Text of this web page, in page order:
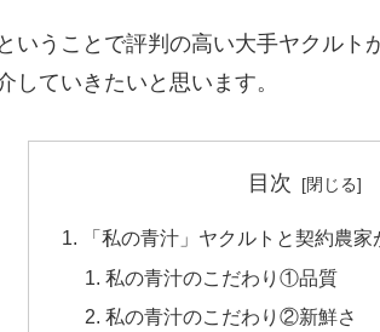
いうことで評判の高い大手ヤクルト
していきたいと思います。
目次
「私の青汁」ヤクルトと契約農
私の青汁のこだわり①品質
私の青汁のこだわり②新鮮さ